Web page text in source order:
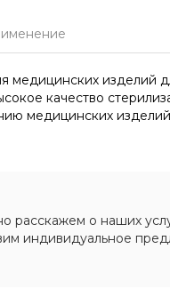
медицинских изделий
качество
медицинских
расскажем о наших
индивидуальное